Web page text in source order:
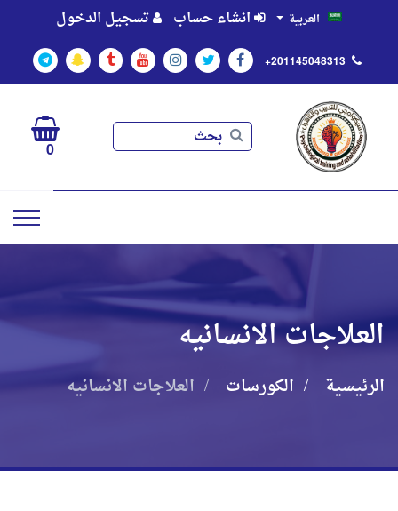
العربية انشاء حساب تسجيل الدخول
+201145048313
بحث 0
العلاجات الانسانيه
الرئيسية الكورسات العلاجات الانسانيه